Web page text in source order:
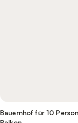
Bauernhof für 10